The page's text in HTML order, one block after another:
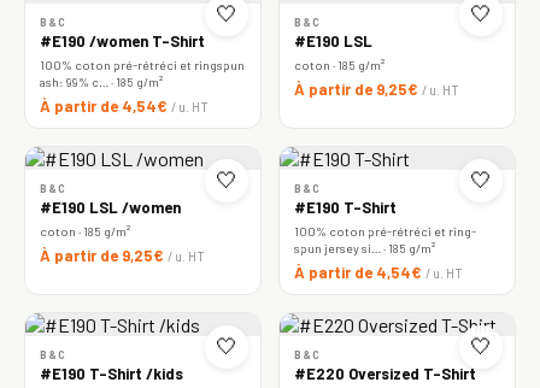
🤍
B&C
#E190 /women T-Shirt
100% coton pré-rétréci et ringspun
ash: 99% c… · 185 g/m²
À partir de 4,54€ / u. HT
🤍
B&C
#E190 LSL
coton · 185 g/m²
À partir de 9,25€ / u. HT
🤍
B&C
#E190 LSL /women
coton · 185 g/m²
À partir de 9,25€ / u. HT
🤍
B&C
#E190 T-Shirt
100% coton pré-rétréci et ring-
spun jersey si… · 185 g/m²
À partir de 4,54€ / u. HT
🤍
B&C
#E190 T-Shirt /kids
🤍
B&C
#E220 Oversized T-Shirt